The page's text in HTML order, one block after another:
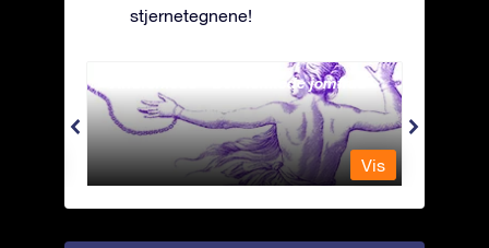
stjernetegnene!
Andromeda - Den lenkede jomfrua
Vis